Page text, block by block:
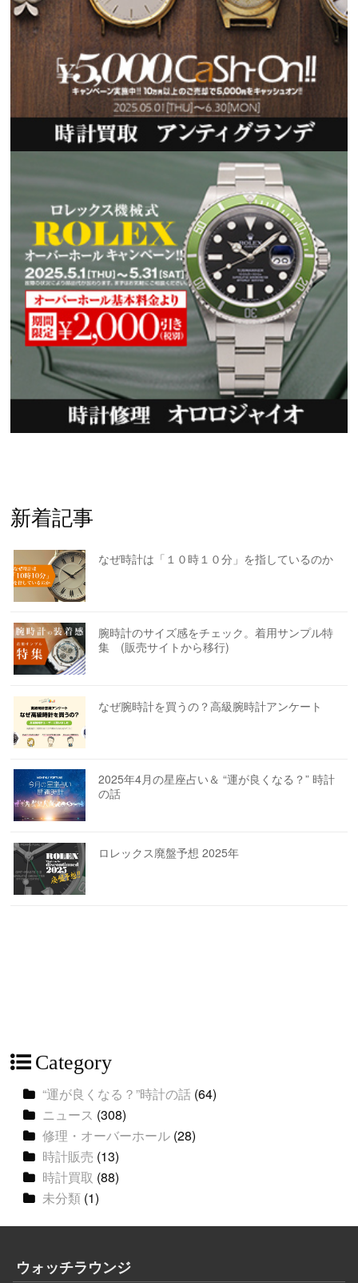
新着記事
なぜ時計は「１０時１０分」を指しているのか
腕時計のサイズ感をチェック。着用サンプル特
集 (販売サイトから移行)
なぜ腕時計を買うの？高級腕時計アンケート
2025年4月の星座占い＆ “運が良くなる？” 時計
の話
ロレックス廃盤予想 2025年
Category
“運が良くなる？”時計の話 (64)
ニュース (308)
修理・オーバーホール (28)
時計販売 (13)
時計買取 (88)
未分類 (1)
ウォッチラウンジ